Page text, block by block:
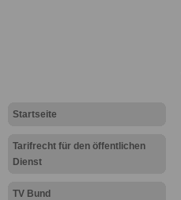
Startseite
Tarifrecht für den öffentlichen
Dienst
TV Bund